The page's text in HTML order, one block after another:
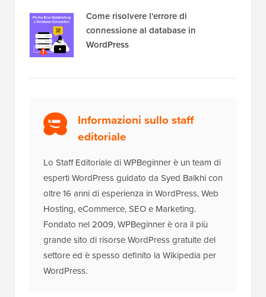
Come risolvere l'errore di
connessione al database in
WordPress
Informazioni sullo staff
editoriale
Lo Staff Editoriale di WPBeginner è un team di
esperti WordPress guidato da Syed Balkhi con
oltre 16 anni di esperienza in WordPress, Web
Hosting, eCommerce, SEO e Marketing.
Fondato nel 2009, WPBeginner è ora il più
grande sito di risorse WordPress gratuite del
settore ed è spesso definito la Wikipedia per
WordPress.